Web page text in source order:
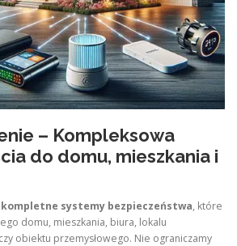
– Kompleksowa
do domu, mieszkania i
kompletne systemy bezpieczeństwa, które
domu, mieszkania, biura, lokalu
obiektu przemysłowego. Nie ograniczamy